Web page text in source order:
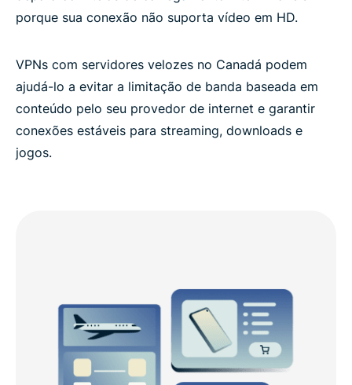
porque sua conexão não suporta vídeo em HD.
VPNs com servidores velozes no Canadá podem
ajudá-lo a evitar a limitação de banda baseada em
conteúdo pelo seu provedor de internet e garantir
conexões estáveis para streaming, downloads e
jogos.